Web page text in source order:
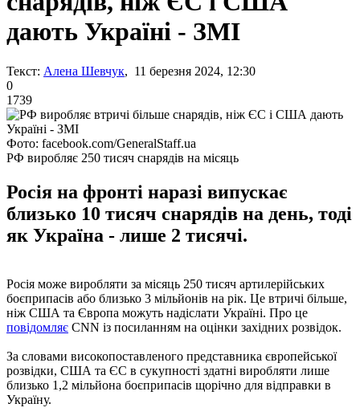
дають Україні - ЗМІ
Текст: Алена Шевчук, 11 березня 2024, 12:30
0
1739
Фото: facebook.com/GeneralStaff.ua
РФ виробляє 250 тисяч снарядів на місяць
Росія на фронті наразі випускає
близько 10 тисяч снарядів на день, тоді
як Україна - лише 2 тисячі.
Росія може виробляти за місяць 250 тисяч артилерійських
боєприпасів або близько 3 мільйонів на рік. Це втричі більше,
ніж США та Європа можуть надіслати Україні. Про це
повідомляє CNN із посиланням на оцінки західних розвідок.
За словами високопоставленого представника європейської
розвідки, США та ЄС в сукупності здатні виробляти лише
близько 1,2 мільйона боєприпасів щорічно для відправки в
Україну.